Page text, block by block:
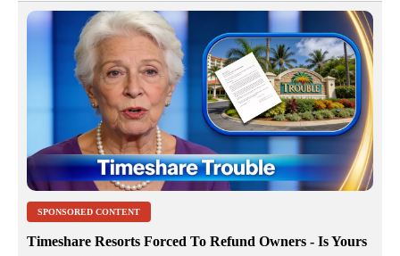
SPONSORED CONTENT
Timeshare Resorts Forced To Refund Owners - Is Yours